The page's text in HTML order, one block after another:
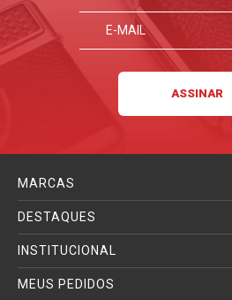
MARCAS
DESTAQUES
INSTITUCIONAL
MEUS PEDIDOS